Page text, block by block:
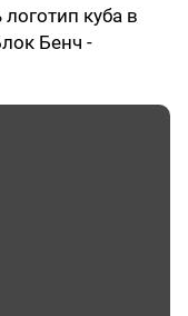
логотип куба в
Бенч -